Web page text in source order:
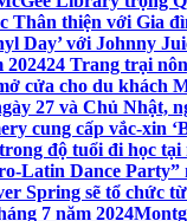
Thân thiện với Gia
Day’ với Johnny
202424 Trang trại
cửa cho du khách
27 và Chủ Nhật,
cung cấp vắc-xin
độ tuổi đi học tại
Latin Dance Party”
Spring sẽ tổ chức
7 năm 2024